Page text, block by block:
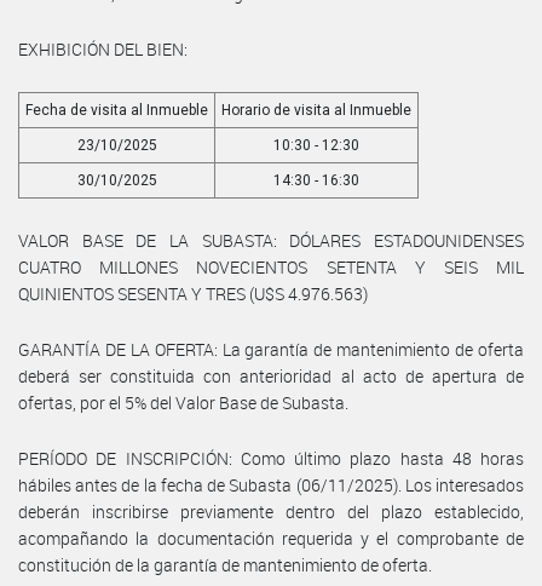
EXHIBICIÓN DEL BIEN:
Fecha de visita al Inmueble Horario de visita al Inmueble
23/10/2025 10:30 - 12:30
30/10/2025 14:30 - 16:30
VALOR BASE DE LA SUBASTA: DÓLARES ESTADOUNIDENSES
CUATRO MILLONES NOVECIENTOS SETENTA Y SEIS MIL
QUINIENTOS SESENTA Y TRES (U$S 4.976.563)
GARANTÍA DE LA OFERTA: La garantía de mantenimiento de oferta
deberá ser constituida con anterioridad al acto de apertura de
ofertas, por el 5% del Valor Base de Subasta.
PERÍODO DE INSCRIPCIÓN: Como último plazo hasta 48 horas
hábiles antes de la fecha de Subasta (06/11/2025). Los interesados
deberán inscribirse previamente dentro del plazo establecido,
acompañando la documentación requerida y el comprobante de
constitución de la garantía de mantenimiento de oferta.